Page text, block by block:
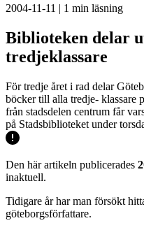
2004-11-11 | 1 min läsning
Biblioteken delar
tredjeklassare
För tredje året i rad delar
böcker till alla tredje- klassare
från stadsdelen centrum får
på Stadsbiblioteket under
Den här artikeln publicerades
inaktuell.
Tidigare år har man försökt
göteborgsförfattare.